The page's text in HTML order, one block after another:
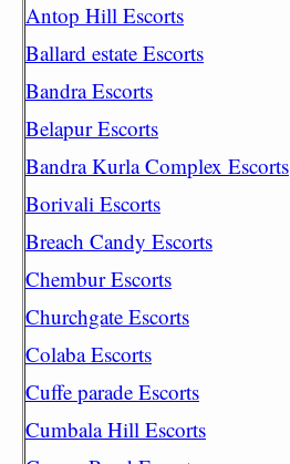
Antop Hill Escorts
Ballard estate Escorts
Bandra Escorts
Belapur Escorts
Bandra Kurla Complex Escorts
Borivali Escorts
Breach Candy Escorts
Chembur Escorts
Churchgate Escorts
Colaba Escorts
Cuffe parade Escorts
Cumbala Hill Escorts